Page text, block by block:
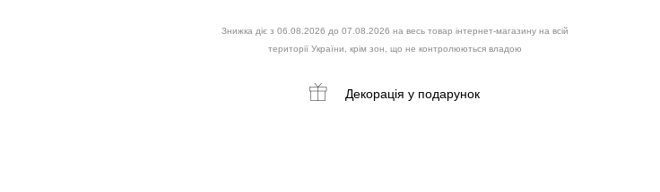
Знижка діє з 06.08.2026 до 07.08.2026 на весь товар інтернет-магазину на всій
території України, крім зон, що не контролюються владою
Декорація у подарунок